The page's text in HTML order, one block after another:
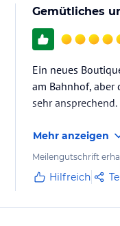
Gemütliches
Ein neues
am Bahnhof, aber
sehr ansprechend.
Mehr anzeigen
Meilengutschrift
Hilfreich